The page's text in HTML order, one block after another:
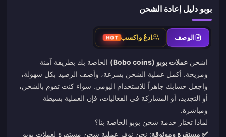
بوبو دليل إعادة الشحن
الوصف ادعُ واكسب HOT
اشحن عملات بوبو (Bobo coins)
الخاصة بك بطريقة آمنة
ومريحة. أكمل عملية الشحن بسرعة، وأضف الرصيد بكل سهولة،
واجعل حسابك جاهزاً للاستخدام اليومي. سواء كنت تقوم بالشحن،
أو التجديد، أو المشاركة في الفعاليات، فإن العملية بسيطة
ومباشرة.
لماذا تختار خدمة شحن بوبو الخاصة بنا؟
✅ مستقرة وموثوقة: نحن نوفر عملية شحن مستقرة لعملات بوبو